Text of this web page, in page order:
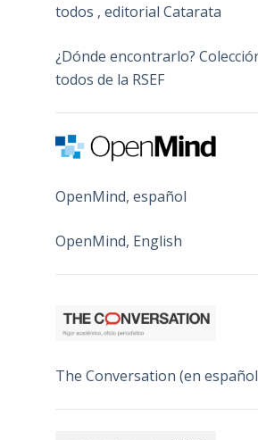
todos , editorial Catarata
¿Dónde encontrarlo?
todos de la RSEF
OpenMind, español
OpenMind, English
The Conversation (en